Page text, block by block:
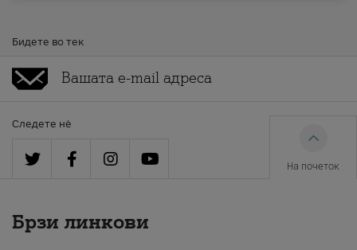
Бидете во тек
Следете нè
На почеток
Брзи линкови